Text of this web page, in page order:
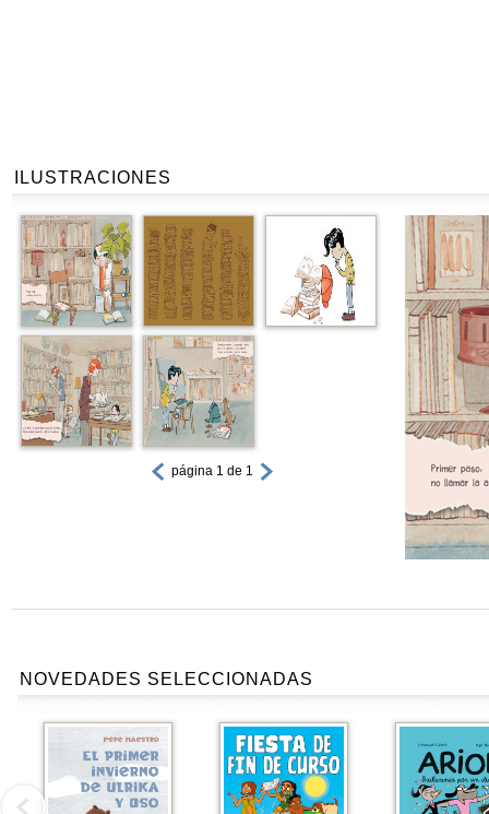
ILUSTRACIONES
página 1 de 1
NOVEDADES SELECCIONADAS